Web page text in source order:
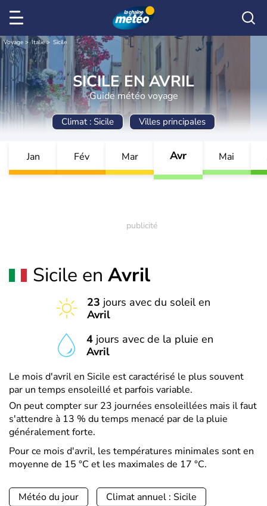
Voyage Italie Sicile
SICILE EN AVRIL
Guide météo voyage
Climat : Sicile Villes principales
Jan Fév Mar Avr Mai
Sicile en Avril
23 jours avec du soleil en
Avril
4jours avec de la pluie en
Avril
Le mois d'avril en Sicile est caractérisé le plus souvent
par un temps ensoleillé et parfois variable.
On peut compter sur 23 journées ensoleillées mais il faut
s'attendre à 13 % du temps menacé par de la pluie
généralement forte.
Pour ce mois d'avril, les températures minimales sont en
moyenne de 15 °C et les maximales de 17 °C.
Météo du jour Climat annuel : Sicile